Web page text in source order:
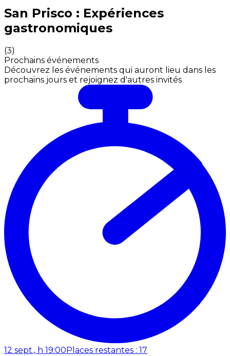
Expériences culinaires inoubliables : Expériences
San Prisco : Expériences
gastronomiques
(3)
Prochains événements
Découvrez les événements qui auront lieu dans les
prochains jours et rejoignez d'autres invités
12 sept., h 19:00 Places restantes : 17